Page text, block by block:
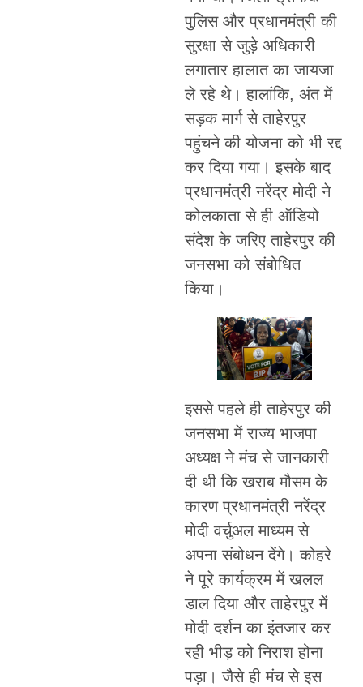
पुलिस और प्रधानमंत्री की
सुरक्षा से जुड़े अधिकारी
लगातार हालात का जायजा
ले रहे थे। हालांकि, अंत में
सड़क मार्ग से ताहेरपुर
पहुंचने की योजना को भी रद्द
कर दिया गया। इसके बाद
प्रधानमंत्री नरेंद्र मोदी ने
कोलकाता से ही ऑडियो
संदेश के जरिए ताहेरपुर की
जनसभा को संबोधित
किया।
इससे पहले ही ताहेरपुर की
जनसभा में राज्य भाजपा
अध्यक्ष ने मंच से जानकारी
दी थी कि खराब मौसम के
कारण प्रधानमंत्री नरेंद्र
मोदी वर्चुअल माध्यम से
अपना संबोधन देंगे। कोहरे
ने पूरे कार्यक्रम में खलल
डाल दिया और ताहेरपुर में
मोदी दर्शन का इंतजार कर
रही भीड़ को निराश होना
पड़ा। जैसे ही मंच से इस